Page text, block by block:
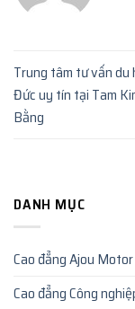
Trung tâm tư vấn du
Đức uy tín tại Tam
Bằng
DANH MỤC
Cao đẳng Ajou
Cao đẳng Công